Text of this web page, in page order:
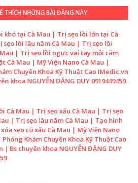
THÍCH NHỮNG BÀI ĐĂNG NÀY
khó tại Cà Mau | Trị sẹo lồi lớn tại Cà
sẹo lồi lâu năm Cà Mau | Trị sẹo lồi
| Trị sẹo lồi ngực vai tay môi cằm
Cà Mau | Mỹ Viện Nano Cà Mau |
Chuyên Khoa Kỹ Thuật Cao IMedic.vn
khoa NGUYỄN ĐẶNG DUY 0919449459
Cà Mau | Trị sẹo xấu Cà Mau | Trị sẹo
| Trị sẹo lâu năm Cà Mau | Tạo hình
sẹo cũ xấu Cà Mau | Mỹ Viện Nano
Khám Chuyên Khoa Kỹ Thuật Cao
| Bs chuyên khoa NGUYỄN ĐẶNG DUY